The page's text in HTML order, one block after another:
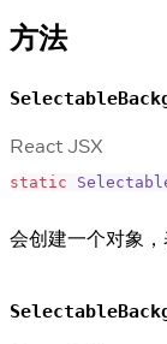
方法
React JSX
static
会创建一个对象